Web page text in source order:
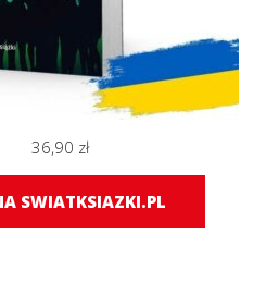
36,90 zł
SWIATKSIAZKI.PL